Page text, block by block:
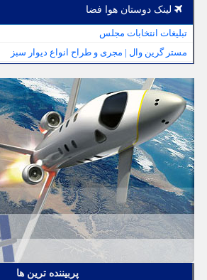
لینک دوستان هوا فضا
تبلیغات انتخابات مجلس
مستر گرین وال | مجری و طراح انواع دیوار سبز
پربیننده ترین ها